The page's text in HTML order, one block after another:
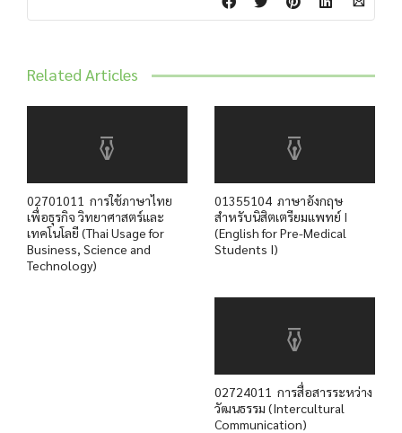
Related Articles
02701011 การใช้ภาษาไทย
เพื่อธุรกิจ วิทยาศาสตร์และ
เทคโนโลยี (Thai Usage for
Business, Science and
Technology)
01355104 ภาษาอังกฤษ
สำหรับนิสิตเตรียมแพทย์ I
(English for Pre-Medical
Students I)
02724011 การสื่อสารระหว่าง
วัฒนธรรม (Intercultural
Communication)